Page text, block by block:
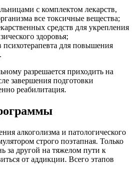
с комплектом лекарств,
все токсичные вещества;
средств для укрепления
здоровья;
психотерапевта для повышения
разрешается приходить на
завершения подготовки
реабилитация.
алкоголизма и патологического
строго поэтапная. Только
за другой на тяжелом пути к
от аддикции. Всего этапов